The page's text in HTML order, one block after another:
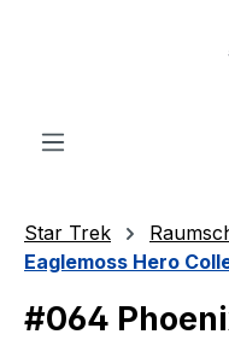
Star Trek
Eaglemoss Hero
#064